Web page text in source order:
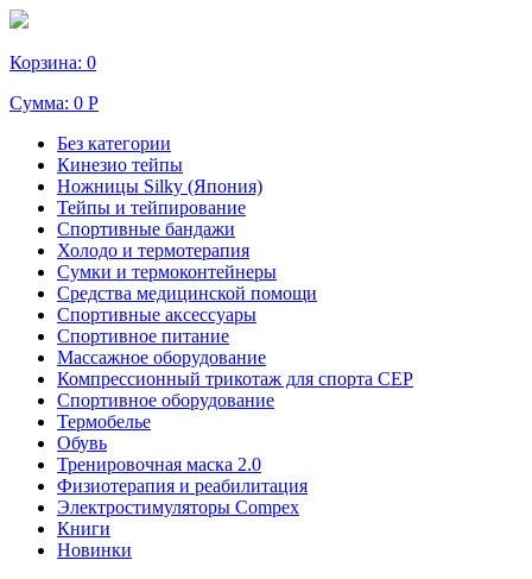
Корзина: 0
Сумма: 0 Р
Без категории
Кинезио тейпы
Ножницы Silky (Япония)
Тейпы и тейпирование
Спортивные бандажи
Холодо и термотерапия
Сумки и термоконтейнеры
Средства медицинской помощи
Спортивные аксессуары
Спортивное питание
Массажное оборудование
Компрессионный трикотаж для спорта СЕР
Спортивное оборудование
Термобелье
Обувь
Тренировочная маска 2.0
Физиотерапия и реабилитация
Электростимуляторы Compex
Книги
Новинки